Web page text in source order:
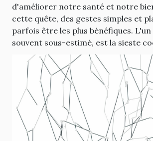
d'améliorer notre santé et notre
cette quête, des gestes simples et
parfois être les plus bénéfiques. L'un
souvent sous-estimé, est la sieste